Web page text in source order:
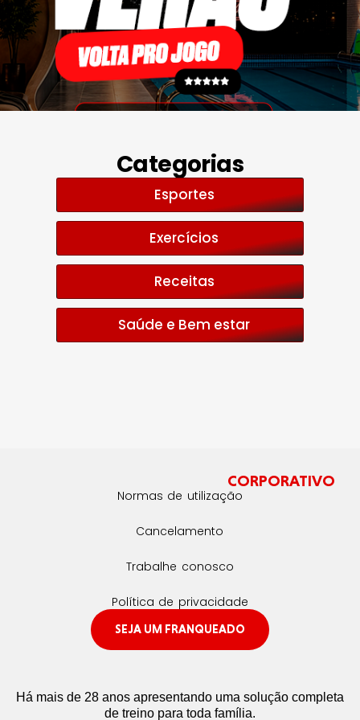
Categorias
Esportes
Exercícios
Receitas
Saúde e Bem estar
CORPORATIVO
Normas de utilização
Cancelamento
Trabalhe conosco
Política de privacidade
SEJA UM FRANQUEADO
Há mais de 28 anos apresentando uma solução completa
de treino para toda família.